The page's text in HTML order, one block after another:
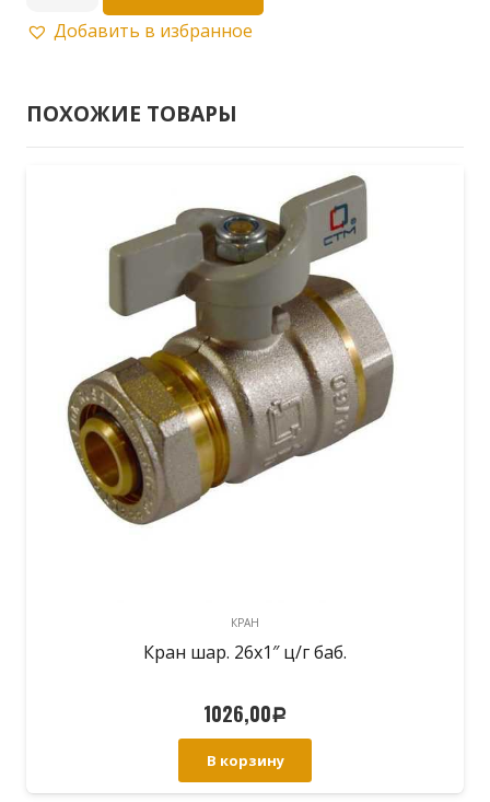
КранДобавить в избранное
ПОХОЖИЕ ТОВАРЫ
КРАН
Кран шар. 26х1″ ц/г баб.
1026,00Р
В корзину